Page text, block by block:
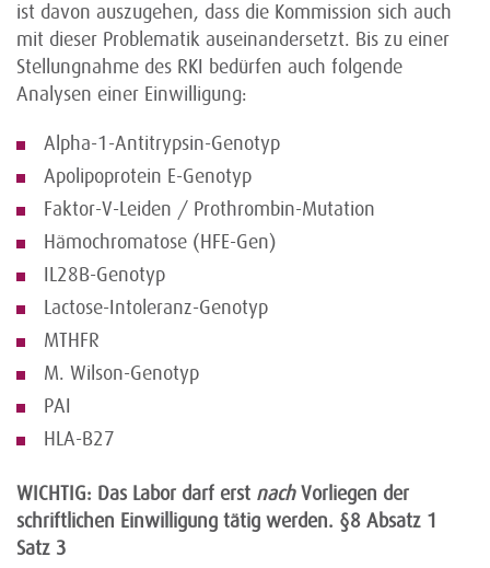
ist davon auszugehen, dass die Kommission sich auch
mit dieser Problematik auseinandersetzt. Bis zu einer
Stellungnahme des RKI bedürfen auch folgende
Analysen einer Einwilligung:
Alpha-1-Antitrypsin-Genotyp
Apolipoprotein E-Genotyp
Faktor-V-Leiden / Prothrombin-Mutation
Hämochromatose (HFE-Gen)
IL28B-Genotyp
Lactose-Intoleranz-Genotyp
MTHFR
M. Wilson-Genotyp
PAI
HLA-B27
WICHTIG: Das Labor darf erst nach Vorliegen der
schriftlichen Einwilligung tätig werden. §8 Absatz 1
Satz 3